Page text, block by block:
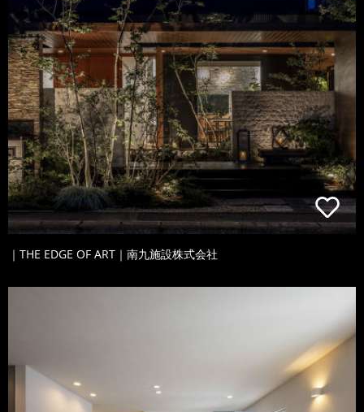
｜THE EDGE OF ART｜南九施設株式会社